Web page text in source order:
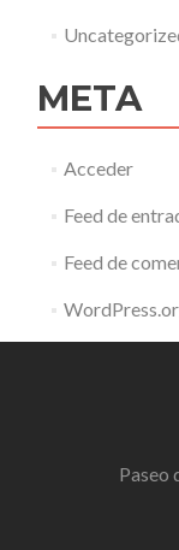
META
Acceder
Feed de
Feed de
Paseo